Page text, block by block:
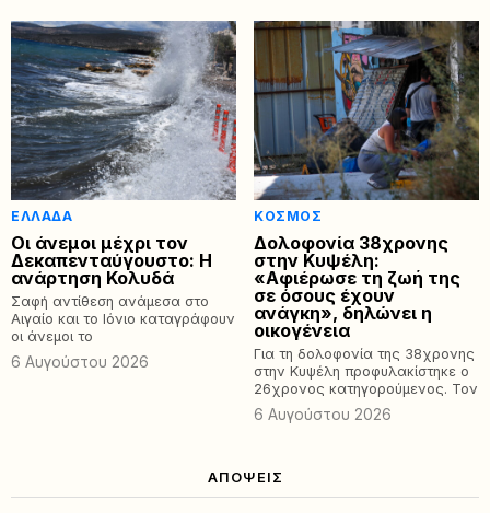
ΕΛΛΆΔΑ
Οι άνεμοι μέχρι τον
Δεκαπενταύγουστο: Η
ανάρτηση Κολυδά
Σαφή αντίθεση ανάμεσα στο
Αιγαίο και το Ιόνιο καταγράφουν
οι άνεμοι το
6 Αυγούστου 2026
ΚΌΣΜΟΣ
Δολοφονία 38χρονης
στην Κυψέλη:
«Αφιέρωσε τη ζωή της
σε όσους έχουν
ανάγκη», δηλώνει η
οικογένεια
Για τη δολοφονία της 38χρονης
στην Κυψέλη προφυλακίστηκε ο
26χρονος κατηγορούμενος. Τον
6 Αυγούστου 2026
ΑΠΌΨΕΙΣ